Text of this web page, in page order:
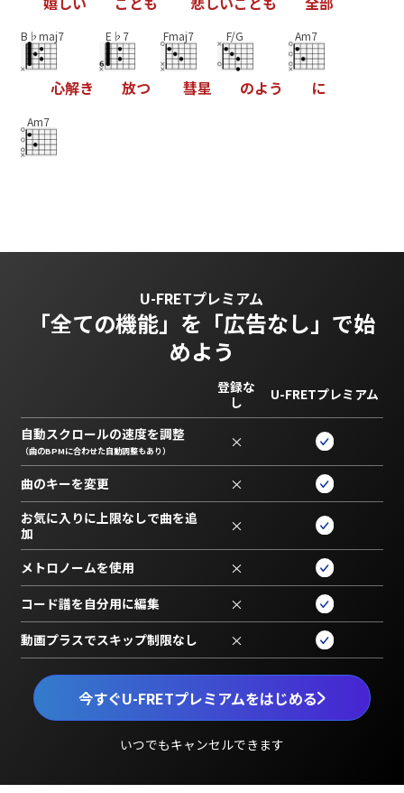
B♭maj7
心解き
E♭7
放つ
Fmaj7
彗星
F/G
のよう
Am7
に
Am7
U-FRETプレミアム
「全ての機能」を 「広告なし」で始
めよう
今すぐU-FRETプレミアムをはじめる
いつでもキャンセルできます
登録な
し
U-FRETプレミアム
自動スクロールの速度を調整
（曲のBPMに合わせた自動調整もあり） ×
曲のキーを変更 ×
お気に入りに上限なしで曲を追
加
×
メトロノームを使用 ×
コード譜を自分用に編集 ×
動画プラスでスキップ制限なし ×